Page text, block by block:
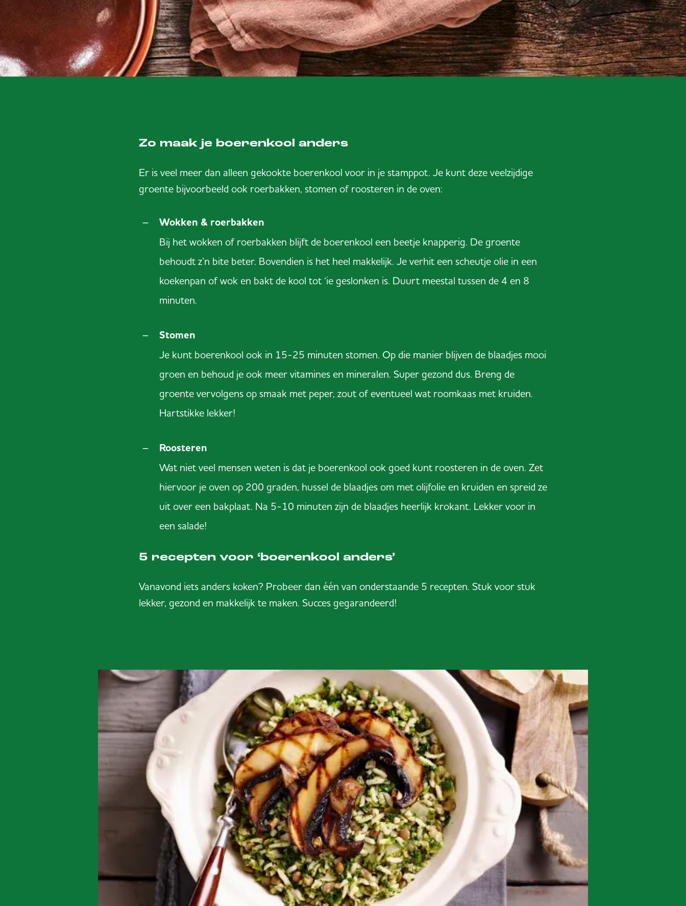
Zo maak je boerenkool anders
Er is veel meer dan alleen gekookte boerenkool voor in je stamppot. Je kunt deze veelzijdige
groente bijvoorbeeld ook roerbakken, stomen of roosteren in de oven:
Wokken & roerbakken
Bij het wokken of roerbakken blijft de boerenkool een beetje knapperig. De groente
behoudt z’n bite beter. Bovendien is het heel makkelijk. Je verhit een scheutje olie in een
koekenpan of wok en bakt de kool tot ‘ie geslonken is. Duurt meestal tussen de 4 en 8
minuten.
Stomen
Je kunt boerenkool ook in 15-25 minuten stomen. Op die manier blijven de blaadjes mooi
groen en behoud je ook meer vitamines en mineralen. Super gezond dus. Breng de
groente vervolgens op smaak met peper, zout of eventueel wat roomkaas met kruiden.
Hartstikke lekker!
Roosteren
Wat niet veel mensen weten is dat je boerenkool ook goed kunt roosteren in de oven. Zet
hiervoor je oven op 200 graden, hussel de blaadjes om met olijfolie en kruiden en spreid ze
uit over een bakplaat. Na 5-10 minuten zijn de blaadjes heerlijk krokant. Lekker voor in
een salade!
5 recepten voor ‘boerenkool anders’
Vanavond iets anders koken? Probeer dan één van onderstaande 5 recepten. Stuk voor stuk
lekker, gezond en makkelijk te maken. Succes gegarandeerd!